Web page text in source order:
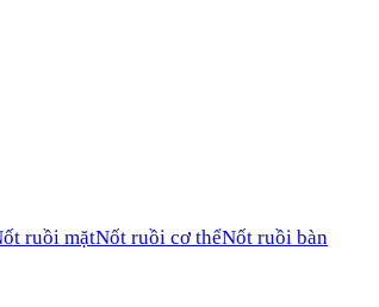
ruồi mặtNốt ruồi cơ thểNốt ruồi bàn